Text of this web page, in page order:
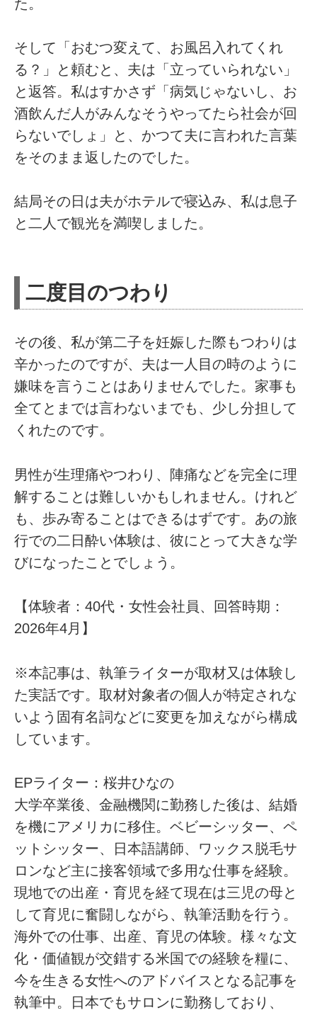
た。
そして「おむつ変えて、お風呂入れてくれ
る？」と頼むと、夫は「立っていられない」
と返答。私はすかさず「病気じゃないし、お
酒飲んだ人がみんなそうやってたら社会が回
らないでしょ」と、かつて夫に言われた言葉
をそのまま返したのでした。
結局その日は夫がホテルで寝込み、私は息子
と二人で観光を満喫しました。
二度目のつわり
その後、私が第二子を妊娠した際もつわりは
辛かったのですが、夫は一人目の時のように
嫌味を言うことはありませんでした。家事も
全てとまでは言わないまでも、少し分担して
くれたのです。
男性が生理痛やつわり、陣痛などを完全に理
解することは難しいかもしれません。けれど
も、歩み寄ることはできるはずです。あの旅
行での二日酔い体験は、彼にとって大きな学
びになったことでしょう。
【体験者：40代・女性会社員、回答時期：
2026年4月】
※本記事は、執筆ライターが取材又は体験し
た実話です。取材対象者の個人が特定されな
いよう固有名詞などに変更を加えながら構成
しています。
EPライター：桜井ひなの
大学卒業後、金融機関に勤務した後は、結婚
を機にアメリカに移住。ベビーシッター、ペ
ットシッター、日本語講師、ワックス脱毛サ
ロンなど主に接客領域で多用な仕事を経験。
現地での出産・育児を経て現在は三児の母と
して育児に奮闘しながら、執筆活動を行う。
海外での仕事、出産、育児の体験。様々な文
化・価値観が交錯する米国での経験を糧に、
今を生きる女性へのアドバイスとなる記事を
執筆中。日本でもサロンに勤務しており、